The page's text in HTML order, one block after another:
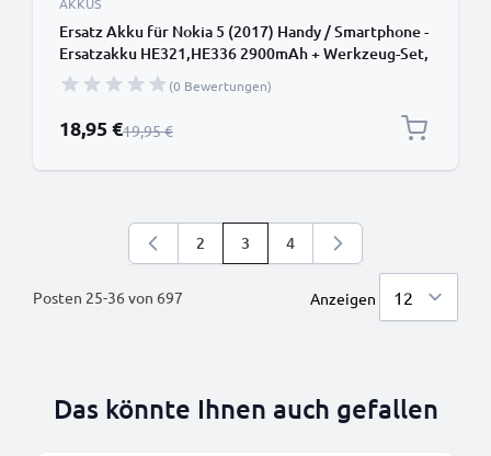
Ersatz Akku für Nokia 5 (2017) Handy / Smartphone -
Ersatzakku HE321,HE336 2900mAh + Werkzeug-Set,
Handyakku
(0 Bewertungen)
Sonderpreis
18,95 €Regulärer Preis
19,95 €
Posten 25-36 von 697
Seite
2 Sie lesen gerade die Seite
3 Seite
4
Anzeigen
Das könnte Ihnen auch gefallen